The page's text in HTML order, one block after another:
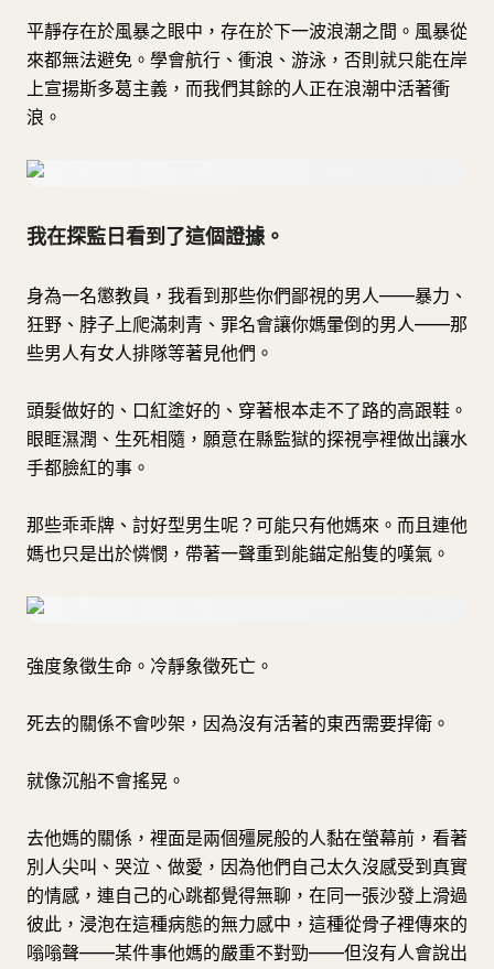
平靜存在於風暴之眼中，存在於下一波浪潮之間。風暴從
來都無法避免。學會航行、衝浪、游泳，否則就只能在岸
上宣揚斯多葛主義，而我們其餘的人正在浪潮中活著衝
浪。
我在探監日看到了這個證據。
身為一名懲教員，我看到那些你們鄙視的男人——暴力、
狂野、脖子上爬滿刺青、罪名會讓你媽暈倒的男人——那
些男人有女人排隊等著見他們。
頭髮做好的、口紅塗好的、穿著根本走不了路的高跟鞋。
眼眶濕潤、生死相隨，願意在縣監獄的探視亭裡做出讓水
手都臉紅的事。
那些乖乖牌、討好型男生呢？可能只有他媽來。而且連他
媽也只是出於憐憫，帶著一聲重到能錨定船隻的嘆氣。
強度象徵生命。冷靜象徵死亡。
死去的關係不會吵架，因為沒有活著的東西需要捍衛。
就像沉船不會搖晃。
去他媽的關係，裡面是兩個殭屍般的人黏在螢幕前，看著
別人尖叫、哭泣、做愛，因為他們自己太久沒感受到真實
的情感，連自己的心跳都覺得無聊，在同一張沙發上滑過
彼此，浸泡在這種病態的無力感中，這種從骨子裡傳來的
嗡嗡聲——某件事他媽的嚴重不對勁——但沒有人會說出